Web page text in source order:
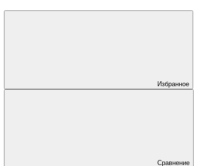
Избранное
Сравнение